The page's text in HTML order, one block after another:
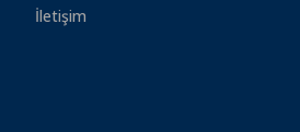
İletişim